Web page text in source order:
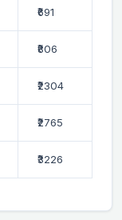
₹691
₹806
₹2304
₹2765
₹3226